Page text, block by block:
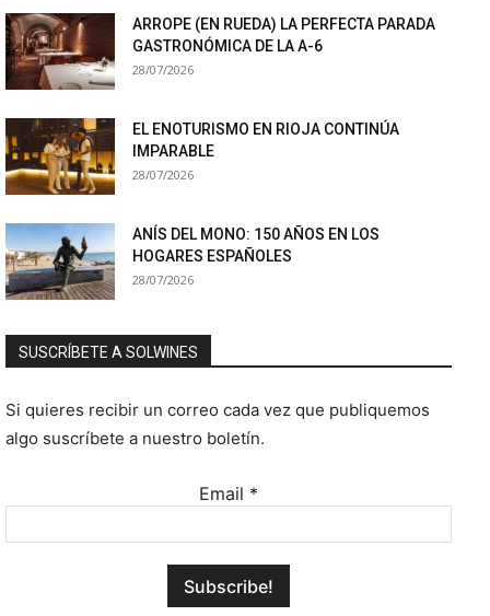
ARROPE (EN RUEDA) LA PERFECTA PARADA
GASTRONÓMICA DE LA A-6
28/07/2026
EL ENOTURISMO EN RIOJA CONTINÚA
IMPARABLE
28/07/2026
ANÍS DEL MONO: 150 AÑOS EN LOS
HOGARES ESPAÑOLES
28/07/2026
SUSCRÍBETE A SOLWINES
Si quieres recibir un correo cada vez que publiquemos
algo suscríbete a nuestro boletín.
Email *